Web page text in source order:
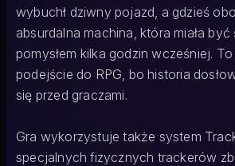
wybuchł dziwny pojazd, a gdzieś
absurdalna machina, która miała
pomysłem kilka godzin wcześniej.
podejście do RPG, bo historia
się przed graczami.
Gra wykorzystuje także system
specjalnych fizycznych trackerów